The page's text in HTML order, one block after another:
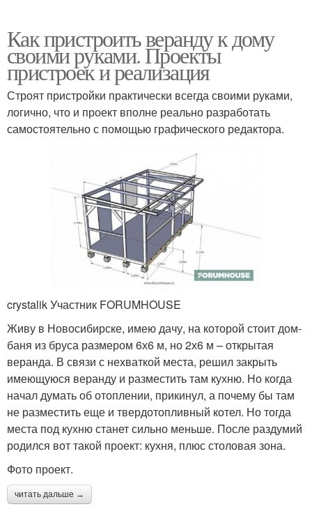
Как пристроить веранду к дому
своими руками. Проекты
пристроек и реализация
Строят пристройки практически всегда своими руками,
логично, что и проект вполне реально разработать
самостоятельно с помощью графического редактора.
crystalik Участник FORUMHOUSE
Живу в Новосибирске, имею дачу, на которой стоит дом-
баня из бруса размером 6х6 м, но 2х6 м – открытая
веранда. В связи с нехваткой места, решил закрыть
имеющуюся веранду и разместить там кухню. Но когда
начал думать об отоплении, прикинул, а почему бы там
не разместить еще и твердотопливный котел. Но тогда
места под кухню станет сильно меньше. После раздумий
родился вот такой проект: кухня, плюс столовая зона.
Фото проект.
читать дальше →